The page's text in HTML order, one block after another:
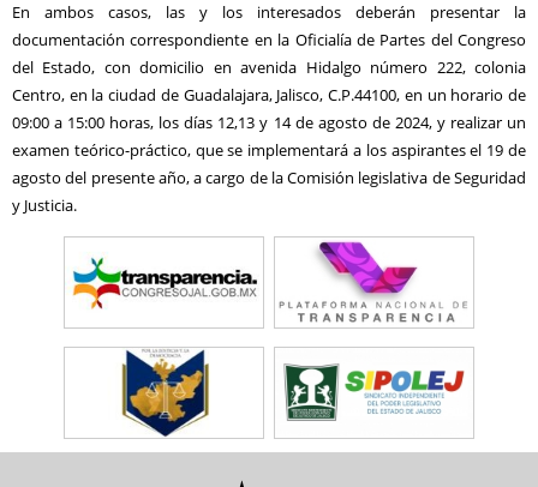
En ambos casos, las y los interesados deberán presentar la
documentación correspondiente en la Oficialía de Partes del Congreso
del Estado, con domicilio en avenida Hidalgo número 222, colonia
Centro, en la ciudad de Guadalajara, Jalisco, C.P.44100, en un horario de
09:00 a 15:00 horas, los días 12,13 y 14 de agosto de 2024, y realizar un
examen teórico-práctico, que se implementará a los aspirantes el 19 de
agosto del presente año, a cargo de la Comisión legislativa de Seguridad
y Justicia.